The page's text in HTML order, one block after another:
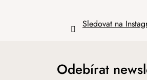
Sledovat na
Odebírat